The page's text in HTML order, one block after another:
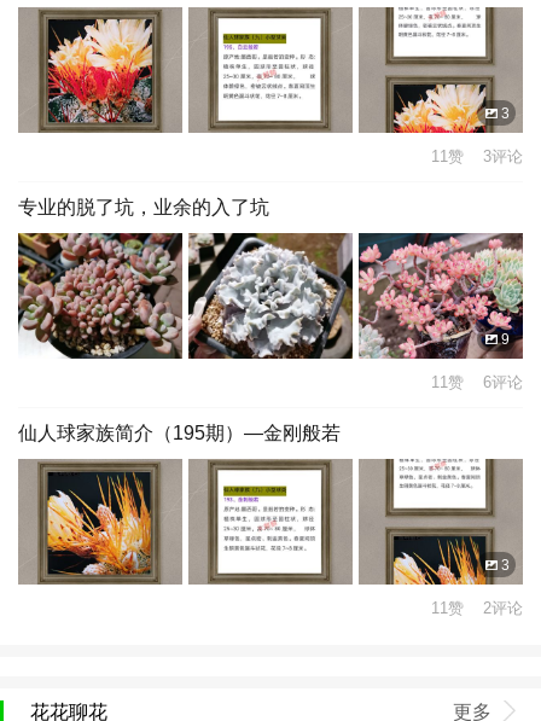
3
11赞 3评论
专业的脱了坑，业余的入了坑
9
11赞 6评论
仙人球家族简介（195期）—金刚般若
3
11赞 2评论
花花聊花 更多